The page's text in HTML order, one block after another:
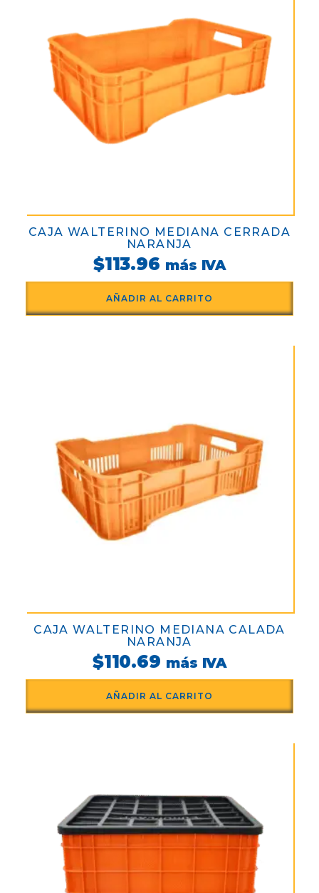
CAJA WALTERINO MEDIANA CERRADA
NARANJA
$113.96 más IVA
AÑADIR AL CARRITO
CAJA WALTERINO MEDIANA CALADA
NARANJA
$110.69 más IVA
AÑADIR AL CARRITO